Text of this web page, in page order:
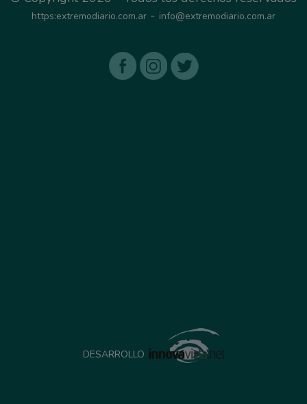
https:extremodiario.com.ar - info@extremodiario.com.ar
DESARROLLO